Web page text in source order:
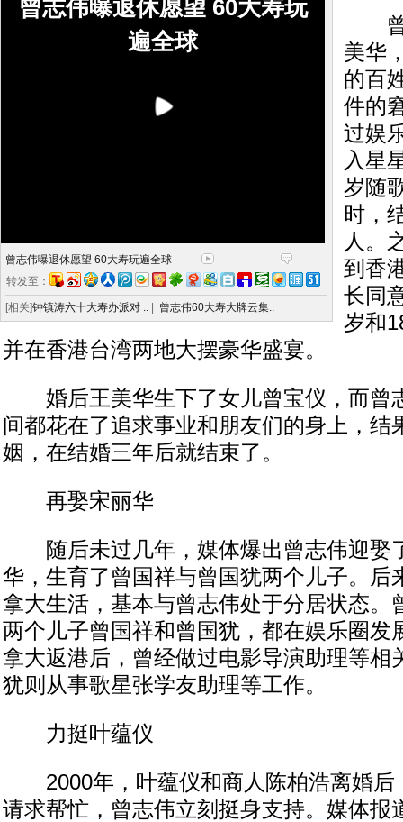
曾志伟曝退休愿望 60大寿玩
遍全球
曾志伟曝退休愿望 60大寿玩遍全球
转发至：
[相关]钟镇涛六十大寿办派对 .. 曾志伟60大寿大牌云集..
曾
美华
的百
件的
过娱
入星
岁随
时，
人。
到香
长同
岁和
并在香港台湾两地大摆豪华盛宴。
婚后王美华生下了女儿曾宝仪，而曾
间都花在了追求事业和朋友们的身上，结
姻，在结婚三年后就结束了。
再娶宋丽华
随后未过几年，媒体爆出曾志伟迎娶
华，生育了曾国祥与曾国犹两个儿子。后
拿大生活，基本与曾志伟处于分居状态。
两个儿子曾国祥和曾国犹，都在娱乐圈发
拿大返港后，曾经做过电影导演助理等相
犹则从事歌星张学友助理等工作。
力挺叶蕴仪
2000年，叶蕴仪和商人陈柏浩离婚后
请求帮忙，曾志伟立刻挺身支持。媒体报